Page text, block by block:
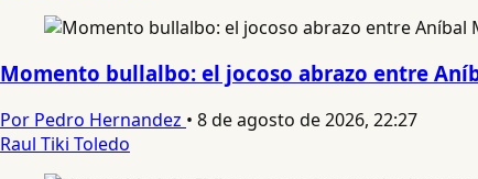
Momento bullalbo: el jocoso abrazo entre
Por Pedro Hernandez • 8 de agosto de 2026, 22:27
Raul Tiki Toledo